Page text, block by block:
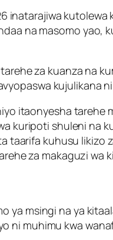
inatarajiwa
na masomo yao,
za kuanza na
kujulikana
itaonyesha tarehe
kuripoti shuleni na
taarifa kuhusu likizo
za makaguzi wa
ya msingi na ya
ni muhimu kwa